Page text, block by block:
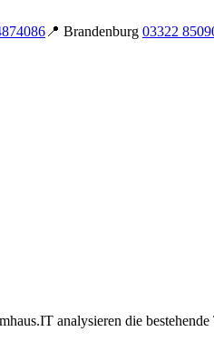
📍 Brandenburg 03322
analysieren die